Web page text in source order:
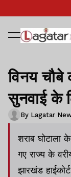
विनय चौबे
सुनवाई के
By Lagatar
शराब घोटाला
गए राज्य के
झारखंड